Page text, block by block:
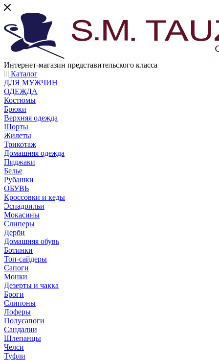
Интернет-магазин представительского класса
Каталог
ДЛЯ МУЖЧИН
ОДЕЖДА
Костюмы
Брюки
Верхняя одежда
Шорты
Жилеты
Трикотаж
Домашняя одежда
Пиджаки
Белье
Рубашки
ОБУВЬ
Кроссовки и кеды
Эспадрильи
Мокасины
Слиперы
Дерби
Домашняя обувь
Ботинки
Топ-сайдеры
Сапоги
Монки
Дезерты и чакка
Броги
Слипоны
Лоферы
Полусапоги
Сандалии
Шлепанцы
Челси
Туфли